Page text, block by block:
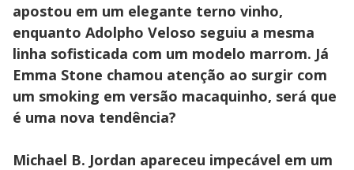
apostou em um elegante terno vinho,
enquanto Adolpho Veloso seguiu a mesma
linha sofisticada com um modelo marrom. Já
Emma Stone chamou atenção ao surgir com
um smoking em versão macaquinho, será que
é uma nova tendência?
Michael B. Jordan apareceu impecável em um